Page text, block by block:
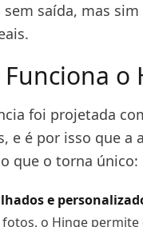
sem saída, mas
o
foi projetada
e é por isso que a
que o torna único:
e
o Hinge